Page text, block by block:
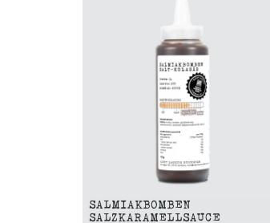
SALMIAKBOMBEN
SALZKARAMELLSAUCE